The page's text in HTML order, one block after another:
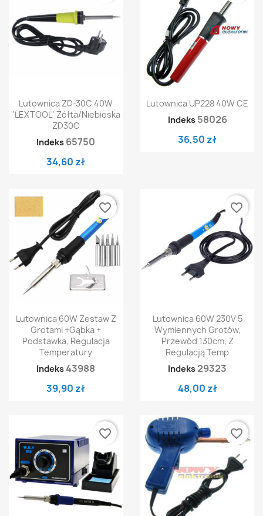
Lutownica ZD-30C 40W
"LEXTOOL" Żółta/niebieska
ZD30C
Indeks 65750
34,60 zł
Lutownica UP228 40W CE
Indeks 58026
36,50 zł
Lutownica 60W Zestaw Z
Grotami +gąbka +
Podstawka, Regulacja
Temperatury
Indeks 43988
39,90 zł
favorite_border
Lutownica 60W 230V 5
Wymiennych Grotów,
Przewód 130cm, Z
Regulacją Temp
Indeks 29323
48,00 zł
favorite_border
favorite_border favorite_border